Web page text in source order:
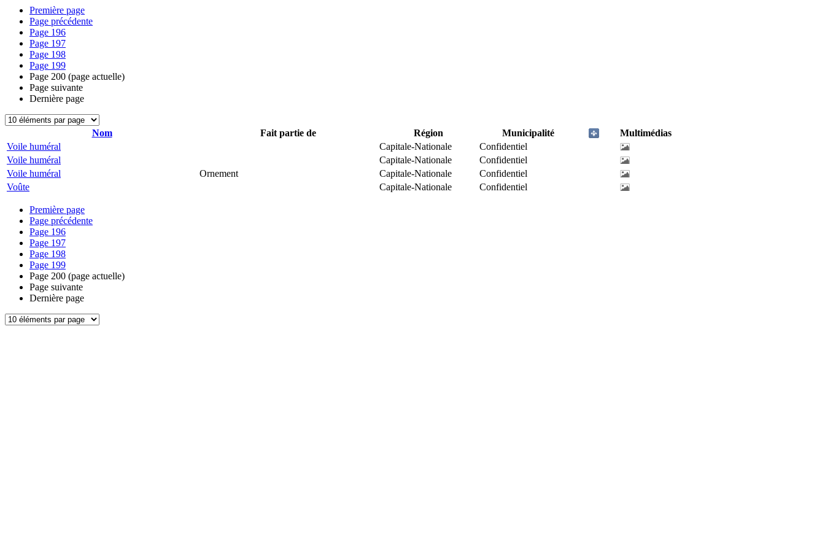
Première page
Page précédente
Page 196
Page 197
Page 198
Page 199
Page 200 (page actuelle)
Page suivante
Dernière page
Nom Fait partie de Région Municipalité
Multimédias
Voile huméral
Capitale-Nationale
Confidentiel
Voile huméral
Capitale-Nationale
Confidentiel
Voile huméral
Ornement Capitale-Nationale
Confidentiel
Voûte
Capitale-Nationale Confidentiel
Première page
Page précédente
Page 196
Page 197
Page 198
Page 199
Page 200 (page actuelle)
Page suivante
Dernière page